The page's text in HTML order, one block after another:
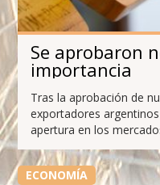
Se aprobaron
importancia
Tras la aprobación de
exportadores
apertura en los
ECONOMÍA